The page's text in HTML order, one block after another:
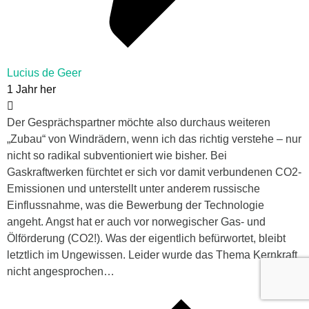
Lucius de Geer
1 Jahr her
Der Gesprächspartner möchte also durchaus weiteren
„Zubau“ von Windrädern, wenn ich das richtig verstehe – nur
nicht so radikal subventioniert wie bisher. Bei
Gaskraftwerken fürchtet er sich vor damit verbundenen CO2-
Emissionen und unterstellt unter anderem russische
Einflussnahme, was die Bewerbung der Technologie
angeht. Angst hat er auch vor norwegischer Gas- und
Ölförderung (CO2!). Was der eigentlich befürwortet, bleibt
letztlich im Ungewissen. Leider wurde das Thema Kernkraft
nicht angesprochen…